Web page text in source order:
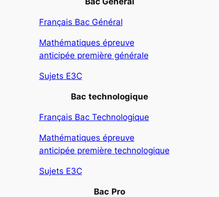
Français Bac Général
Mathématiques épreuve
anticipée première générale
Sujets E3C
Bac technologique
Français Bac Technologique
Mathématiques épreuve
anticipée première technologique
Sujets E3C
Bac Pro